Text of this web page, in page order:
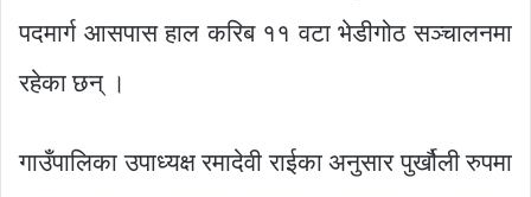
पदमार्ग आसपास हाल करिब ११ वटा भेडीगोठ सञ्चालनमा
रहेका छन् ।
गाउँपालिका उपाध्यक्ष रमादेवी राईका अनुसार पुर्खौली रुपमा